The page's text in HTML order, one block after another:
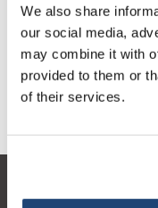
We also share
our social media,
may combine it with
provided to them or
of their services.
toepassing van DEP is
verfproces van
Ook word
chemicaliën voor
zoals TCPO
Klantenservice